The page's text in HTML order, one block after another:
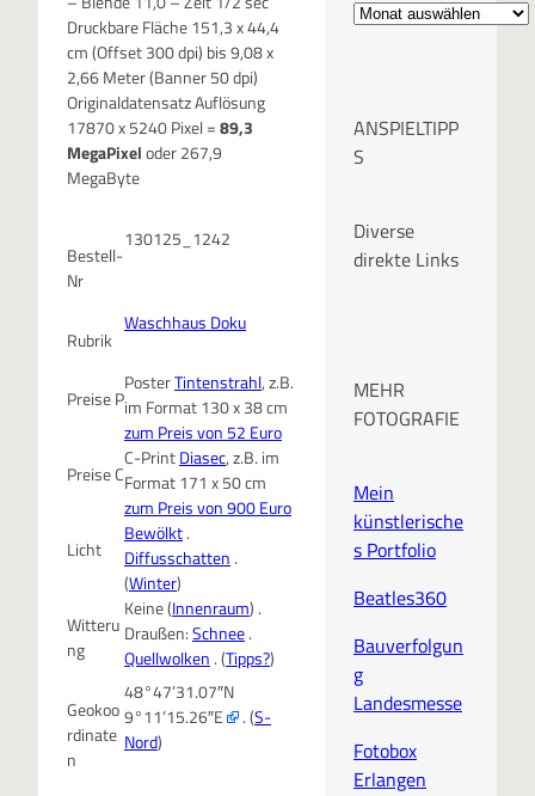
Druckbare Fläche 151,3 x 44,4
cm (Offset 300 dpi) bis 9,08 x
2,66 Meter (Banner 50 dpi)
Originaldatensatz Auflösung
17870 x 5240 Pixel =89,3
MegaPixeloder 267,9
MegaByte
Bestell-
Nr
130125_1242
Rubrik
Waschhaus Doku
Preise P
PosterTintenstrahl, z.B.
im Format 130 x 38 cm
zum Preis von 52 Euro
Preise C
C-PrintDiasec, z.B. im
Format 171 x 50 cm
zum Preis von 900 Euro
Licht
Bewölkt.
Diffusschatten .
(Winter)
Witteru
ng
Keine (Innenraum) .
Draußen:Schnee.
Quellwolken . (Tipps?)
Geokoo
rdinate
n
48°47’31.07″N
9°11’15.26″E
. (S-
Nord)
h
v
ANSPIELTIPP
S
Diverse
direkte Links
MEHR
FOTOGRAFIE
Mein
künstlerische
s Portfolio
Beatles360
Bauverfolgun
g
Landesmesse
Fotobox
Erlangen